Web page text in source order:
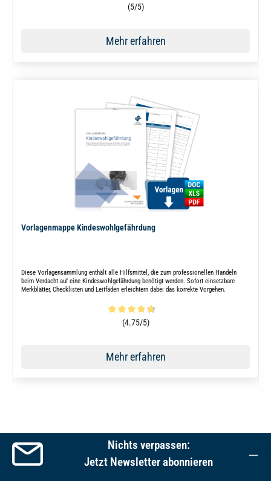
Durchschnittliche Bewertung von 4.9 von 5 Sternen
(5/5)
Mehr erfahren
Vorlagenmappe Kindeswohlgefährdung
Diese Vorlagensammlung enthält alle Hilfsmittel, die zum professionellen Handeln
beim Verdacht auf eine Kindeswohlgefährdung benötigt werden. Sofort einsetzbare
Merkblätter, Checklisten und Leitfäden erleichtern dabei das korrekte Vorgehen.
Durchschnittliche Bewertung von 4.8 von 5 Sternen
(4.75/5)
Mehr erfahren
Nichts verpassen:
Jetzt Newsletter abonnieren